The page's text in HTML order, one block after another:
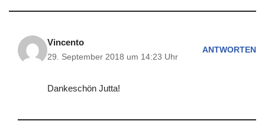
Vincento
29. September 2018 um 14:23 Uhr
ANTWORTEN
Dankeschön Jutta!